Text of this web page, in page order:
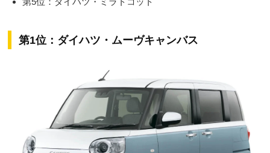
第1位：ダイハツ・ムーヴキャンバス